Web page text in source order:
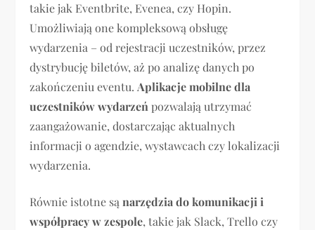
takie jak Eventbrite, Evenea, czy Hopin.
Umożliwiają one kompleksową obsługę
wydarzenia – od rejestracji uczestników, przez
dystrybucję biletów, aż po analizę danych po
zakończeniu eventu. Aplikacje mobilne dla
uczestników wydarzeń pozwalają utrzymać
zaangażowanie, dostarczając aktualnych
informacji o agendzie, wystawcach czy lokalizacji
wydarzenia.
Równie istotne sąnarzędzia do komunikacji i
współpracy w zespole, takie jak Slack, Trello czy